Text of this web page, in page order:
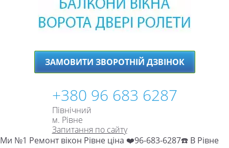
ЗАМОВИТИ ЗВОРОТНІЙ ДЗВІНОК
+380 96 683 6287
Північний
м. Рівне
Запитання по сайту
Ми №1 Ремонт вікон Рівне ціна ❤️96-683-6287☎️ В Рівне